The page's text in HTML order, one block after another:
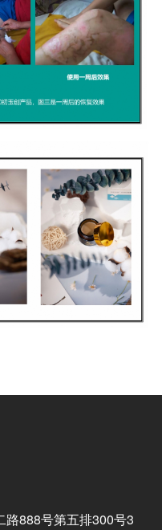
路888号第五排300号3